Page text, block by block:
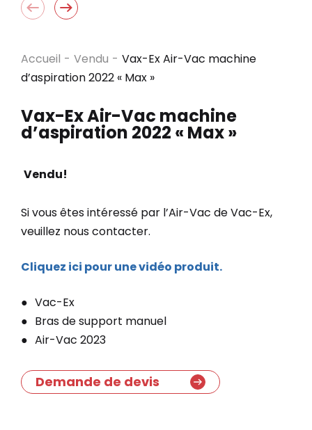
Accueil - Vendu - Vax-Ex Air-Vac machine
d’aspiration 2022 « Max »
Vax-Ex Air-Vac machine
d’aspiration 2022 « Max »
Vendu!
Si vous êtes intéressé par l’Air-Vac de Vac-Ex,
veuillez nous contacter.
Cliquez ici pour une vidéo produit.
Vac-Ex
Bras de support manuel
Air-Vac 2023
Demande de devis